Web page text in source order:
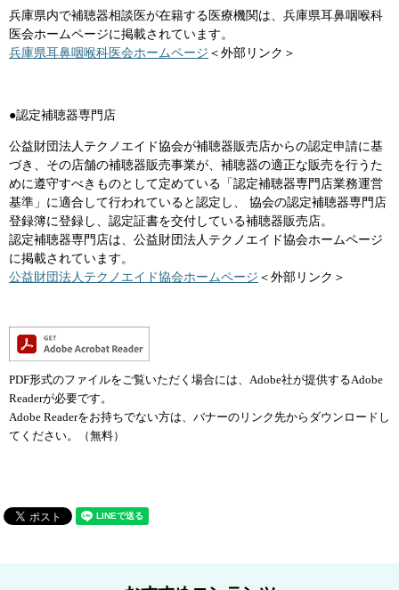
兵庫県内で補聴器相談医が在籍する医療機関は、兵庫県耳鼻咽喉科
医会ホームページに掲載されています。
兵庫県耳鼻咽喉科医会ホームページ ＜外部リンク＞
●認定補聴器専門店
公益財団法人テクノエイド協会が補聴器販売店からの認定申請に基
づき、その店舗の補聴器販売事業が、補聴器の適正な販売を行うた
めに遵守すべきものとして定めている「認定補聴器専門店業務運営
基準」に適合して行われていると認定し、 協会の認定補聴器専門店
登録簿に登録し、認定証書を交付している補聴器販売店。
認定補聴器専門店は、公益財団法人テクノエイド協会ホームページ
に掲載されています。
公益財団法人テクノエイド協会ホームページ ＜外部リンク＞
PDF形式のファイルをご覧いただく場合には、Adobe社が提供するAdobe
Readerが必要です。
Adobe Readerをお持ちでない方は、バナーのリンク先からダウンロードし
てください。（無料）